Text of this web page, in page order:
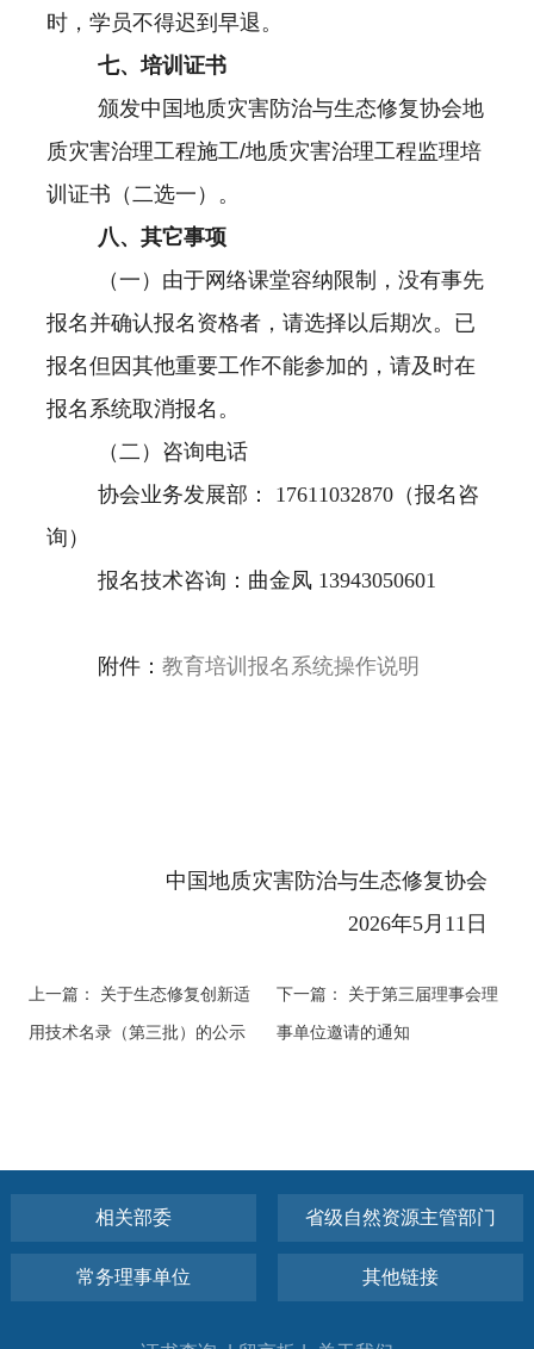
时，学员不得迟到早退。
七、培训证书
颁发中国地质灾害防治与生态修复协会地
质灾害治理工程施工/地质灾害治理工程监理培
训证书（二选一）。
八、其它事项
（一）由于网络课堂容纳限制，没有事先
报名并确认报名资格者，请选择以后期次。已
报名但因其他重要工作不能参加的，请及时在
报名系统取消报名。
（二）咨询电话
协会业务发展部： 17611032870（报名咨
询）
报名技术咨询：曲金凤 13943050601
附件：教育培训报名系统操作说明
中国地质灾害防治与生态修复协会
2026年5月11日
上一篇：
关于生态修复创新适
用技术名录（第三批）的公示
下一篇：
关于第三届理事会理
事单位邀请的通知
相关部委 省级自然资源主管部门
常务理事单位 其他链接